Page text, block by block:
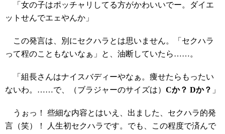
「女の子はポッチャリしてる方がかわいいでー。ダイエ
ットせんでエェやんか」
この発言は、別にセクハラとは思いません。「セクハラ
って程のこともないなぁ」と、油断していたら……。
「組長さんはナイスバディーやなぁ。痩せたらもったい
ないわ。……で、（ブラジャーのサイズは） Cか？ Dか？ 」
うぉっ！ 些細な内容とはいえ、出ました、セクハラ的発
言（笑）！ 人生初セクハラです。でも、この程度で済んで